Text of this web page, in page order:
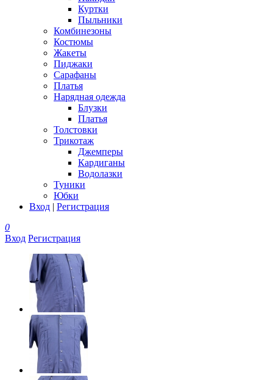
Куртки
Пыльники
Комбинезоны
Костюмы
Жакеты
Пиджаки
Сарафаны
Платья
Нарядная одежда
Блузки
Платья
Толстовки
Трикотаж
Джемперы
Кардиганы
Водолазки
Туники
Юбки
Вход | Регистрация
0
Вход Регистрация